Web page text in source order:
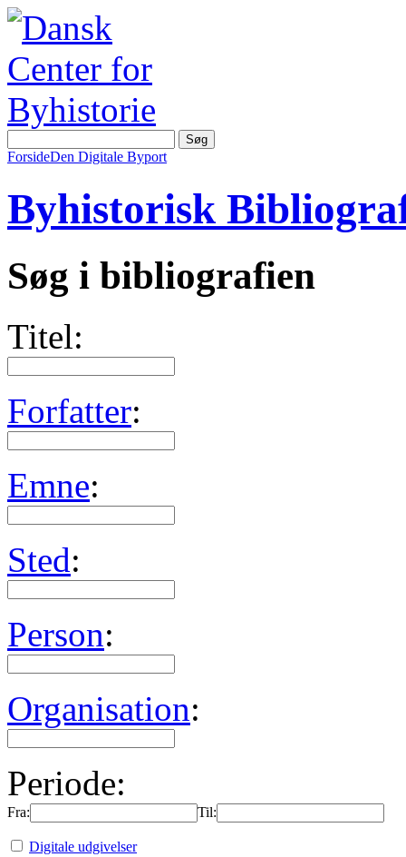
ForsideDen Digitale Byport
Byhistorisk
Søg i bibliografien
Titel:
Forfatter:
Emne:
Sted:
Person:
Organisation:
Periode:
Fra: Til:
Digitale udgivelser